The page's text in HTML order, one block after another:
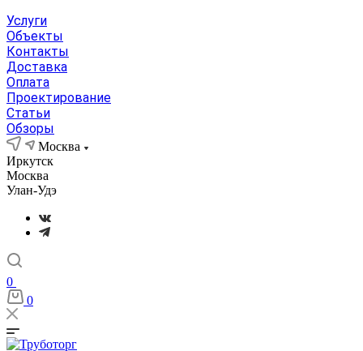
Услуги
Объекты
Контакты
Доставка
Оплата
Проектирование
Статьи
Обзоры
Москва
Иркутск
Москва
Улан-Удэ
0
0